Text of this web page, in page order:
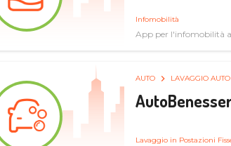
Infomobilità
App per l'infomobilità
AUTO LAVAGGIO AUTO
Lavaggio in Postazioni